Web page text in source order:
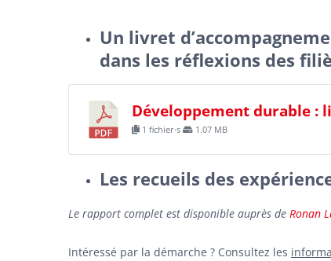
Un livret
dans les réflexions des
Développement durable :
1 fichier·s 1.07 MB
Les recueils des
Le rapport complet est disponible auprès de Ronan
Intéressé par la démarche ? Consultez les